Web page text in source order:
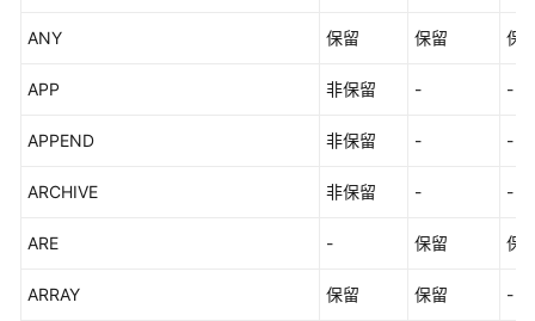
优
南
ANY 保留 保留 保
APP 非保留 - -
APPEND 非保留 - -
ARCHIVE 非保留 - -
ARE - 保留 保
ARRAY 保留 保留 -